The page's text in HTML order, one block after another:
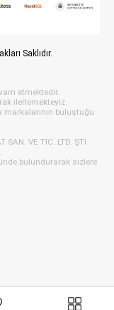
Saklıdır.
etmektedir.
ilerlemekteyiz.
markalarının buluştuğu
SAN. VE TİC. LTD. ŞTİ
bulundurarak sizlere